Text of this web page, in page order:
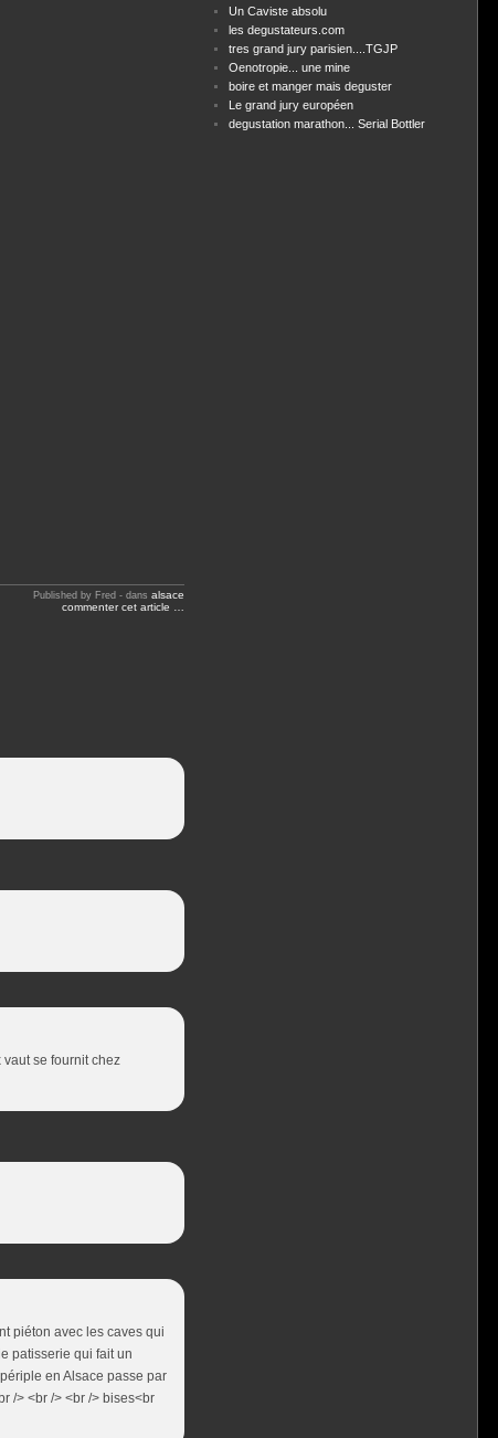
Published by Fred -dans alsace
commenter cet article
se fournit chez
piéton avec les caves qui
patisserie qui fait un
en Alsace passe par
/> <br /> <br /> bises<br
Un Caviste absolu
les degustateurs.com
tres grand jury parisien....TGJP
Oenotropie... une mine
boire et manger mais deguster
Le grand jury européen
degustation marathon... Serial Bottler